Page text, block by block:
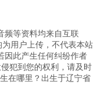
频等资料均来自互联
用户上传，不代表本站
因此产生任何纠纷作者
犯到您的权利，请及时
在哪里？出生于辽宁省